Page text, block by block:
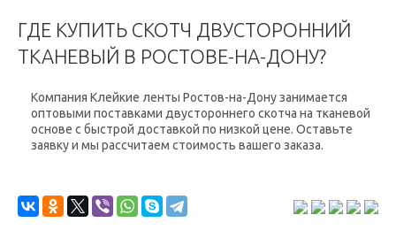
ГДЕ КУПИТЬ СКОТЧ ДВУСТОРОННИЙ
ТКАНЕВЫЙ В РОСТОВЕ-НА-ДОНУ?
Компания Клейкие ленты Ростов-на-Дону занимается
оптовыми поставками двустороннего скотча на тканевой
основе с быстрой доставкой по низкой цене. Оставьте
заявку и мы рассчитаем стоимость вашего заказа.